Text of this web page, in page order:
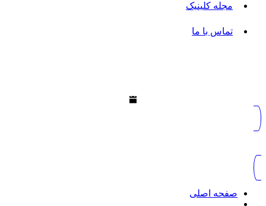
مجله کلینیک
تماس با ما
صفحه اصلی